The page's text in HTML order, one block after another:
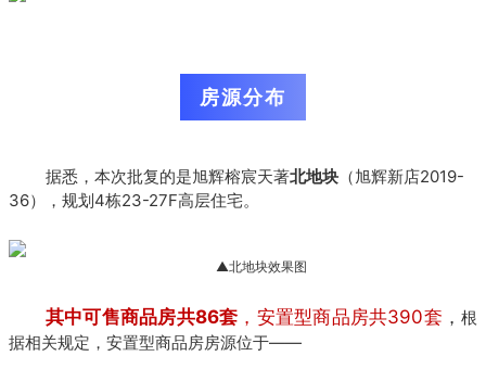
房源分布
据悉，本次批复的是旭辉榕宸天著北地块 （旭辉新店2019-
36），规划4栋23-27F高层住宅。
▲北地块效果图
其中可售商品房共86套 ，安置型商品房共390套 ，根
据相关规定，安置型商品房房源位于——